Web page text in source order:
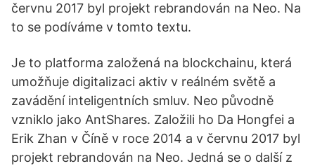
červnu 2017 byl projekt rebrandován na Neo. Na
to se podíváme v tomto textu.
Je to platforma založená na blockchainu, která
umožňuje digitalizaci aktiv v reálném světě a
zavádění inteligentních smluv. Neo původně
vzniklo jako AntShares. Založili ho Da Hongfei a
Erik Zhan v Číně v roce 2014 a v červnu 2017 byl
projekt rebrandován na Neo. Jedná se o další z